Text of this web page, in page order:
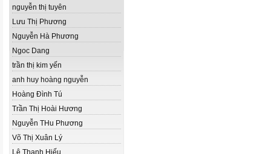
nguyễn thị tuyên
Lưu Thị Phương
Nguyễn Hà Phương
Ngoc Dang
trần thị kim yến
anh huy hoàng nguyễn
Hoàng Đình Tú
Trần Thị Hoài Hương
Nguyễn THu Phương
Võ Thị Xuân Lý
Lê Thanh Hiếu